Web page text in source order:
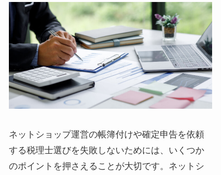
ネットショップ運営の帳簿付けや確定申告を依頼
する税理士選びを失敗しないためには、いくつか
のポイントを押さえることが大切です。ネットシ